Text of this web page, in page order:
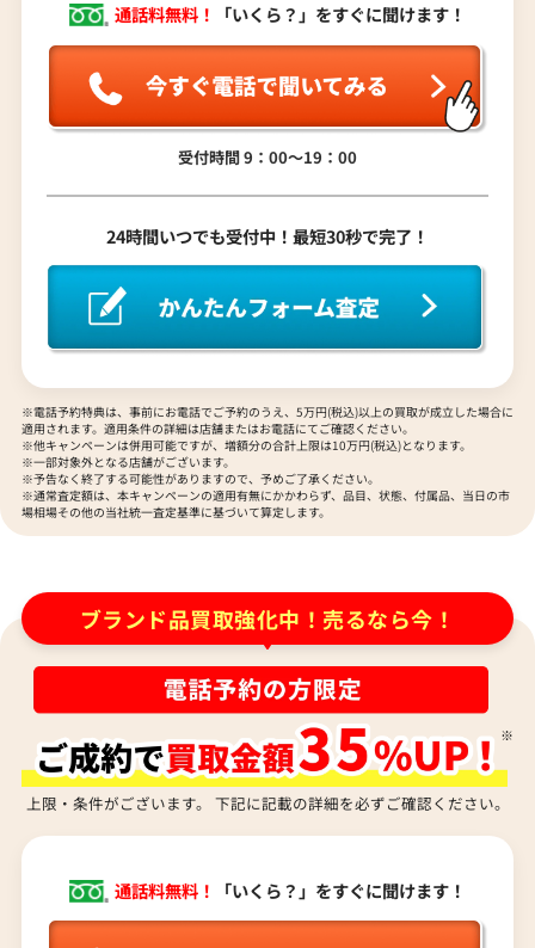
2024年8月17日時点
バーバリー フェルト×レザー ベージュ×ブラッ
ク ハンドバッグ
参考買取価格
ASK
バーバリー キャンバ
ドバッグ
ASK
通話料無料！ 「いくら？」をすぐに聞けます！
受付時間 9：00〜19：00
24時間いつでも受付中！最短30秒で完了！
※電話予約特典は、事前にお電話でご予約のうえ、5万円(税込)以上の買取が成立した場合に
適用されます。適用条件の詳細は店舗またはお電話にてご確認ください。
※他キャンペーンは併用可能ですが、増額分の合計上限は10万円(税込)となります。
※一部対象外となる店舗がございます。
※予告なく終了する可能性がありますので、予めご了承ください。
※通常査定額は、本キャンペーンの適用有無にかかわらず、品目、状態、付属品、当日の市
場相場その他の当社統一査定基準に基づいて算定します。
ブランド品買取強化中！売るなら今！
上限・条件がございます。 下記に記載の詳細を必ずご確認ください。
通話料無料！ 「いくら？」をすぐに聞けます！